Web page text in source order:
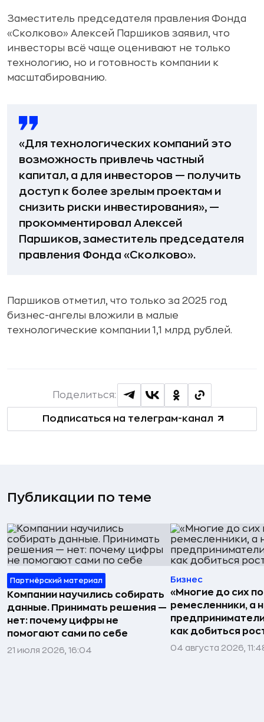
Заместитель председателя правления Фонда
«Сколково» Алексей Паршиков заявил, что
инвесторы всё чаще оценивают не только
технологию, но и готовность компании к
масштабированию.
«Для технологических компаний это
возможность привлечь частный
капитал, а для инвесторов — получить
доступ к более зрелым проектам и
снизить риски инвестирования», —
прокомментировал Алексей
Паршиков, заместитель председателя
правления Фонда «Сколково».
Паршиков отметил, что только за 2025 год
бизнес-ангелы вложили в малые
технологические компании 1,1 млрд рублей.
Подписаться на телеграм-канал
Поделиться:
Публикации по теме
Партнёрский материал
Компании научились собирать
данные. Принимать решения —
нет: почему цифры не
помогают сами по себе
21 июля 2026, 16:04
Бизнес
«Многие до сих
ремесленники, а
как добиться
04 августа 2026,